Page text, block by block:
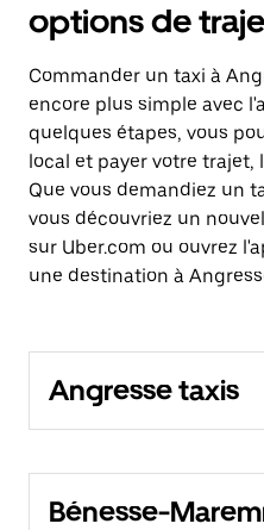
options de
Commander un taxi à
encore plus simple avec
quelques étapes, vous
local et payer votre
Que vous demandiez un
vous découvriez un
sur Uber.com ou ouvrez
une destination à
Angresse taxis
Bénesse-